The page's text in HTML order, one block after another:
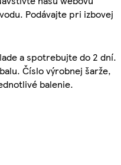
Podávajte pri izbovej
a spotrebujte do 2 dní.
Číslo výrobnej šarže,
balenie.